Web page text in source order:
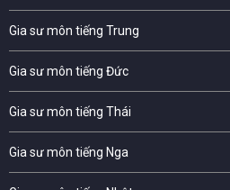
Gia sư môn tiếng Trung
Gia sư môn tiếng Đức
Gia sư môn tiếng Thái
Gia sư môn tiếng Nga